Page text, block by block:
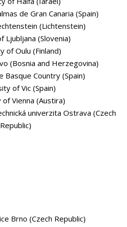
de Gran Canaria (Spain)
(Lichtenstein)
Ljubljana (Slovenia)
of Oulu (Finland)
(Bosnia and Herzegovina)
Basque Country (Spain)
of Vic (Spain)
Vienna (Austira)
univerzita Ostrava (Czech
Republic)
Brno (Czech Republic)